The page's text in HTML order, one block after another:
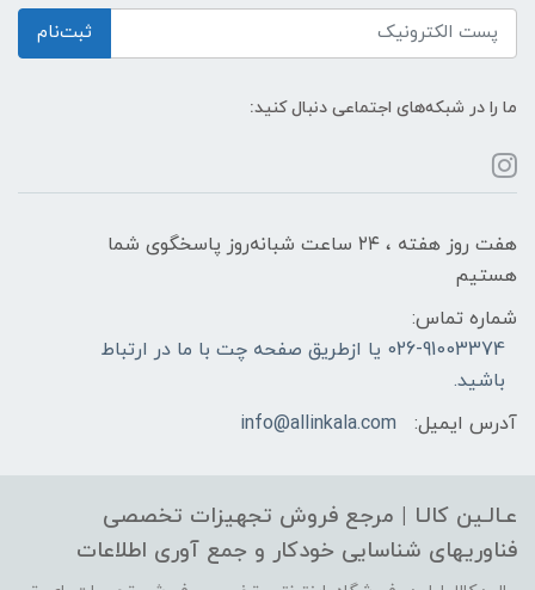
ثبت‌نام
ما را در شبکه‌های اجتماعی دنبال کنید:
هفت روز هفته ، ۲۴ ساعت شبانه‌روز پاسخگوی شما
هستیم
شماره تماس:
026-91003374 یا ازطریق صفحه چت با ما در ارتباط
باشید.
آدرس ایمیل:
info@allinkala.com
عـالـین کالـا | مرجع فروش‌ تجهیزات تخصصی
فناوریهای شناسایی‌ خودکار‌ و‌ جمع آوری اطلاعات